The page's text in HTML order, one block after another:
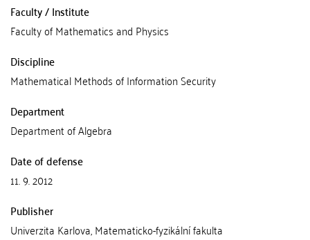
Faculty / Institute
Faculty of Mathematics and Physics
Discipline
Mathematical Methods of Information Security
Department
Department of Algebra
Date of defense
11. 9. 2012
Publisher
Univerzita Karlova, Matematicko-fyzikální fakulta